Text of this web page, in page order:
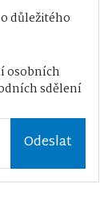
důležitého
osobních
sdělení
Odeslat